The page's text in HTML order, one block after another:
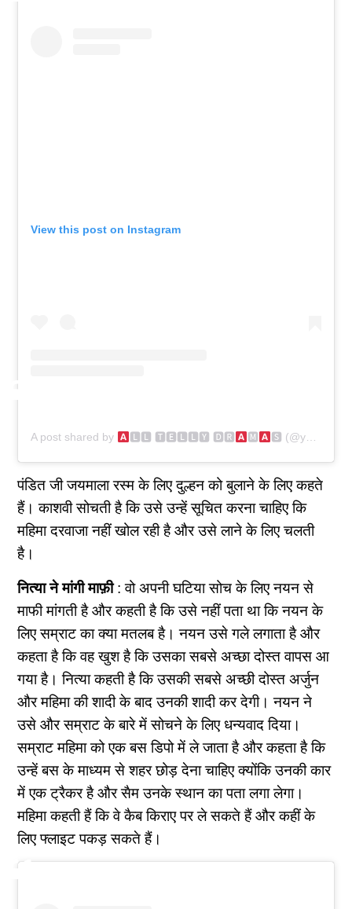
View this post on Instagram
A post shared by 🅻🅻 🆃🅴🅻🅻🆈 🅳🆁 🅼 🆂 (@yehhaichahatein_alltellydramas)
पंडित जी जयमाला रस्म के लिए दुल्हन को बुलाने के लिए कहते
हैं। काशवी सोचती है कि उसे उन्हें सूचित करना चाहिए कि
महिमा दरवाजा नहीं खोल रही है और उसे लाने के लिए चलती
है।
नित्या ने मांगी माफ़ी: वो अपनी घटिया सोच के लिए नयन से
माफी मांगती है और कहती है कि उसे नहीं पता था कि नयन के
लिए सम्राट का क्या मतलब है। नयन उसे गले लगाता है और
कहता है कि वह खुश है कि उसका सबसे अच्छा दोस्त वापस आ
गया है। नित्या कहती है कि उसकी सबसे अच्छी दोस्त अर्जुन
और महिमा की शादी के बाद उनकी शादी कर देगी। नयन ने
उसे और सम्राट के बारे में सोचने के लिए धन्यवाद दिया।
सम्राट महिमा को एक बस डिपो में ले जाता है और कहता है कि
उन्हें बस के माध्यम से शहर छोड़ देना चाहिए क्योंकि उनकी कार
में एक ट्रैकर है और सैम उनके स्थान का पता लगा लेगा।
महिमा कहती हैं कि वे कैब किराए पर ले सकते हैं और कहीं के
लिए फ्लाइट पकड़ सकते हैं।